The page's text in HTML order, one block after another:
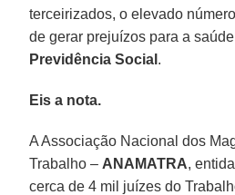
terceirizados, o elevado
de gerar prejuízos para a
Previdência Social .
Eis a nota.
A Associação Nacional dos
Trabalho – ANAMATRA,
cerca de 4 mil juízes do